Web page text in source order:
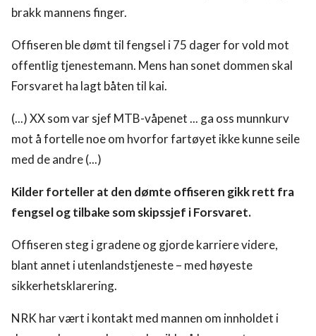
brakk mannens finger.
Offiseren ble dømt til fengsel i 75 dager for vold mot
offentlig tjenestemann. Mens han sonet dommen skal
Forsvaret ha lagt båten til kai.
(...) XX som var sjef MTB-våpenet ... ga oss munnkurv
mot å fortelle noe om hvorfor fartøyet ikke kunne seile
med de andre (...)
Kilder forteller at den dømte offiseren gikk rett fra
fengsel og tilbake som skipssjef i Forsvaret.
Offiseren steg i gradene og gjorde karriere videre,
blant annet i utenlandstjeneste – med høyeste
sikkerhetsklarering.
NRK har vært i kontakt med mannen om innholdet i